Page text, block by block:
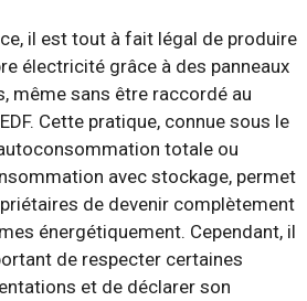
il est tout à fait légal de produire
électricité grâce à des panneaux
même sans être raccordé au
Cette pratique, connue sous le
totale ou
avec stockage, permet
de devenir complètement
énergétiquement. Cependant, il
de respecter certaines
et de déclarer son